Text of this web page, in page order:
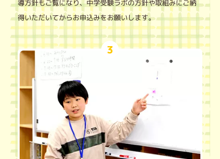
導方針もご覧になり、中学受験ラボの方針や取組みにご納
得いただいてからお申込みをお願いします。
3